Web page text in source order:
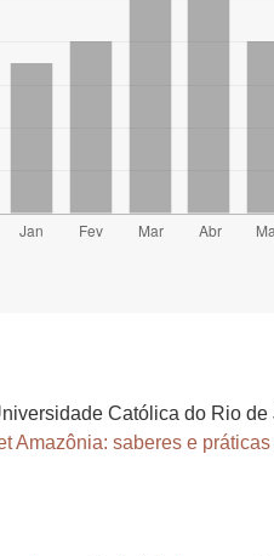
Católica do Rio de
Amazônia: saberes e